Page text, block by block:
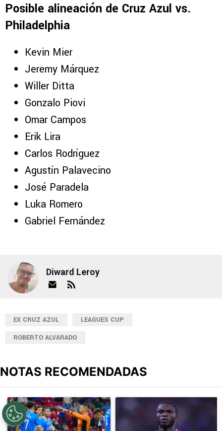
Posible alineación de Cruz Azul vs.
Philadelphia
Kevin Mier
Jeremy Márquez
Willer Ditta
Gonzalo Piovi
Omar Campos
Erik Lira
Carlos Rodríguez
Agustín Palavecino
José Paradela
Luka Romero
Gabriel Fernández
Diward Leroy
EX CRUZ AZUL
LEAGUES CUP
ROBERTO ALVARADO
NOTAS RECOMENDADAS
Un artículo de tendencia con el título "Cruz Azul 2-3 Atlante:
Un artículo de tendencia con